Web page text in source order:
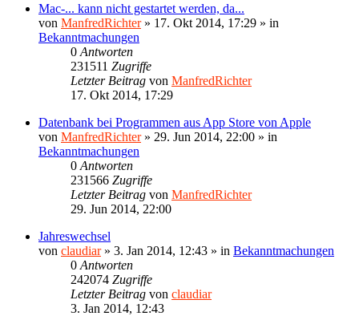
Mac-... kann nicht gestartet werden, da...
von ManfredRichter» 17. Okt 2014, 17:29 » in
Bekanntmachungen
0 Antworten
231511 Zugriffe
Letzter Beitrag von ManfredRichter
17. Okt 2014, 17:29
Datenbank bei Programmen aus App Store von Apple
von ManfredRichter» 29. Jun 2014, 22:00 » in
Bekanntmachungen
0 Antworten
231566 Zugriffe
Letzter Beitrag von ManfredRichter
29. Jun 2014, 22:00
Jahreswechsel
von claudiar» 3. Jan 2014, 12:43 » in Bekanntmachungen
0 Antworten
242074 Zugriffe
Letzter Beitrag von claudiar
3. Jan 2014, 12:43